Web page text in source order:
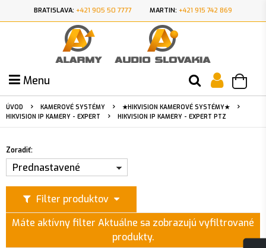
BRATISLAVA: +421 905 50 7777 MARTIN: +421 915 742 869
Menu
ÚVOD KAMEROVÉ SYSTÉMY
★HIKVISION KAMEROVÉ SYSTÉMY★
HIKVISION IP KAMERY - EXPERT
HIKVISION IP KAMERY - EXPERT PTZ
Filter produktov
Zoradiť:
Prednastavené
Máte aktívny filter Aktuálne sa zobrazujú vyfiltrované
produkty.